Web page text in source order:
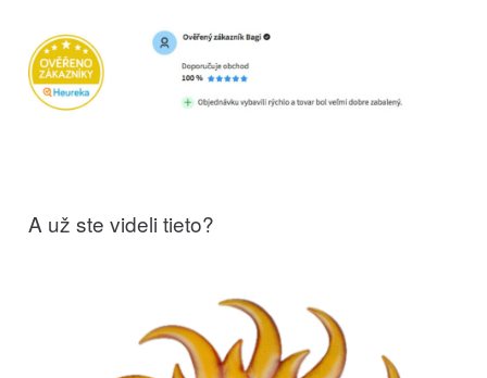
A už ste videli tieto?